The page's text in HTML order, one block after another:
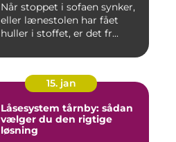
Når stoppet i sofaen synker,
eller lænestolen har fået
huller i stoffet, er det fr...
15. jan
Låsesystem tårnby: sådan
vælger du den rigtige
løsning